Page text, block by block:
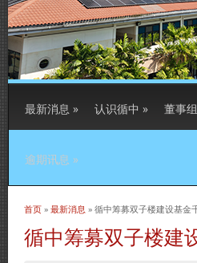
最新消息 » 认识循中 » 董事
逾期讯息 »
当前位置
首页 » 最新消息 » 循中筹募双子楼建设基金
循中筹募双子楼建